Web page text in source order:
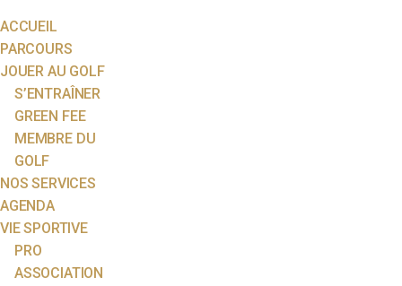
ACCUEIL
PARCOURS
JOUER AU GOLF
S’ENTRAÎNER
GREEN FEE
MEMBRE DU
GOLF
NOS SERVICES
AGENDA
VIE SPORTIVE
PRO
ASSOCIATION